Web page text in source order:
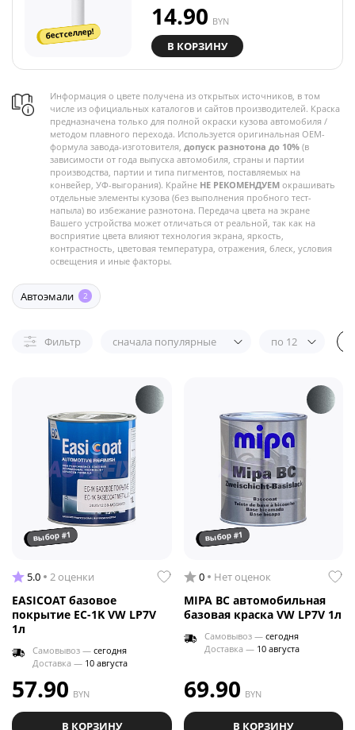
бестселлер!
14.90 BYN
В КОРЗИНУ
Информация о цвете получена из открытых источников, в том
числе из официальных каталогов и сайтов производителей. Краска
предназначена только для полной окраски кузова автомобиля /
методом плавного перехода. Используется оригинальная OEM-
формула завода-изготовителя, допуск разнотона до 10% (в
зависимости от года выпуска автомобиля, страны и партии
производства, партии и типа пигментов, поставляемых на
конвейер, УФ-выгорания). Крайне НЕ РЕКОМЕНДУЕМ окрашивать
отдельные элементы кузова (без выполнения пробного тест-
напыла) во избежание разнотона. Передача цвета на экране
Вашего устройства может отличаться от реальной, так как на
восприятие цвета влияют технология экрана, яркость,
контрастность, цветовая температура, отражения, блеск, условия
освещения и иные факторы.
Автоэмали 2
Фильтр сначала популярные по 12
выбор #1
5.0 2 оценки
EASICOAT базовое
покрытие EC-1K VW LP7V
1л
Самовывоз — сегодня
Доставка — 10 августа
57.90 BYN
В КОРЗИНУ
выбор #1
0 Нет оценок
MIPA BC автомобильная
базовая краска VW LP7V 1л
Самовывоз — сегодня
Доставка — 10 августа
69.90 BYN
В КОРЗИНУ